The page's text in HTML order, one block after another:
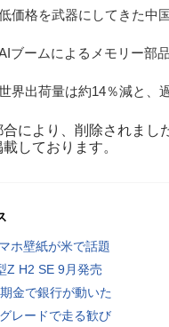
価格を武器にしてきた中
ブームによるメモリー部
界出荷量は約14％減と、
により、削除されまし
しております。
ホ壁紙が米で話題
Z H2 SE 9月発売
金で銀行が動いた
レードで走る歓び